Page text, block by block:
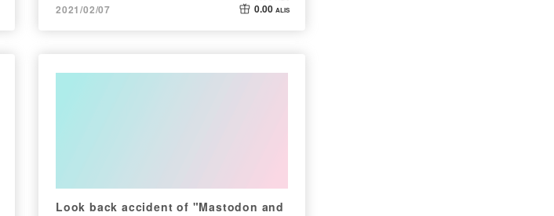
2021/02/07
0.00 ALIS
Look back accident of "Mastodon and